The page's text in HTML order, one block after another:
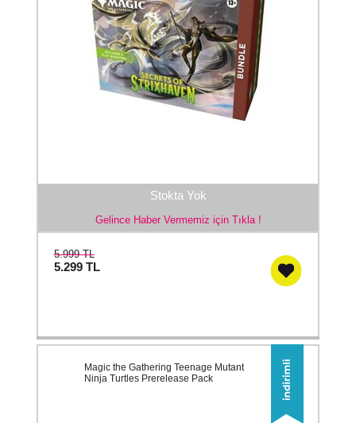
Stokta Yok
Gelince Haber Vermemiz için Tıkla !
5.999 TL
5.299 TL
Magic the Gathering Teenage Mutant
Ninja Turtles Prerelease Pack